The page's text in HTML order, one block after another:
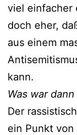
viel einfacher
doch eher,
aus einem
kann.
Was war
Der
ein Punkt